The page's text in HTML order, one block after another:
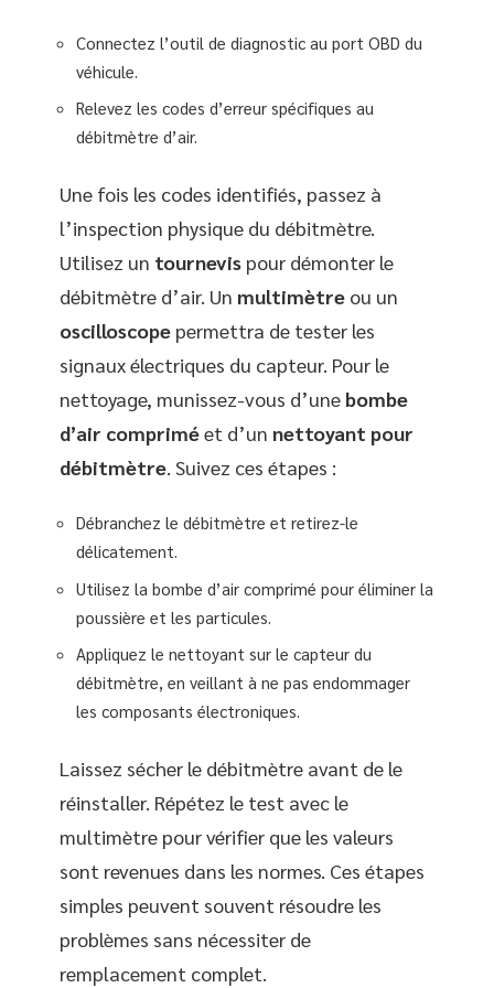
Connectez l’outil de diagnostic au port OBD du
véhicule.
Relevez les codes d’erreur spécifiques au
débitmètre d’air.
Une fois les codes identifiés, passez à
l’inspection physique du débitmètre.
Utilisez un tournevis pour démonter le
débitmètre d’air. Un multimètre ou un
oscilloscope permettra de tester les
signaux électriques du capteur. Pour le
nettoyage, munissez-vous d’une bombe
d’air compriméet d’un nettoyant pour
débitmètre . Suivez ces étapes :
Débranchez le débitmètre et retirez-le
délicatement.
Utilisez la bombe d’air comprimé pour éliminer la
poussière et les particules.
Appliquez le nettoyant sur le capteur du
débitmètre, en veillant à ne pas endommager
les composants électroniques.
Laissez sécher le débitmètre avant de le
réinstaller. Répétez le test avec le
multimètre pour vérifier que les valeurs
sont revenues dans les normes. Ces étapes
simples peuvent souvent résoudre les
problèmes sans nécessiter de
remplacement complet.